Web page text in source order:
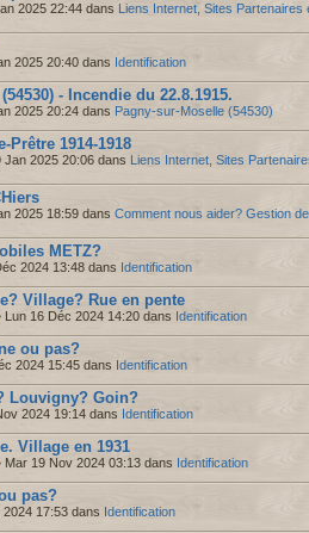
2025 22:44 dans Liens Internet, Sites Partenaires
2025 20:40 dans Identification
- Incendie du 22.8.1915.
2025 20:24 dans Pagny-sur-Moselle (54530)
Prêtre 1914-1918
Jan 2025 20:06 dans Liens Internet, Sites
2025 18:59 dans Comment nous aider? Gestion
METZ?
2024 13:48 dans Identification
Village? Rue en pente
Lun 16 Déc 2024 14:20 dans Identification
ou pas?
2024 15:45 dans Identification
Louvigny? Goin?
2024 19:14 dans Identification
Village en 1931
Mar 19 Nov 2024 03:13 dans Identification
pas?
2024 17:53 dans Identification